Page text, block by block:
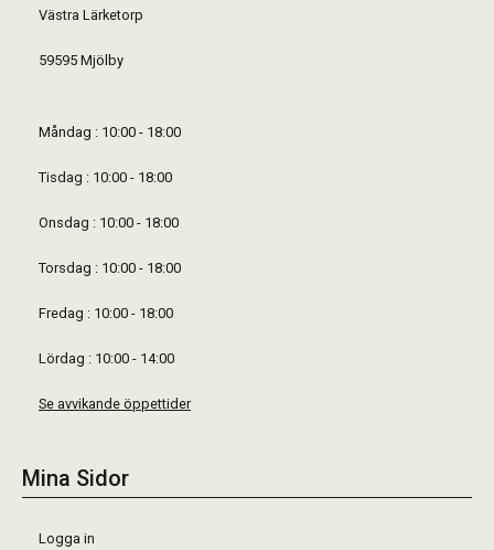
Västra Lärketorp
59595 Mjölby
Måndag : 10:00 - 18:00
Tisdag : 10:00 - 18:00
Onsdag : 10:00 - 18:00
Torsdag : 10:00 - 18:00
Fredag : 10:00 - 18:00
Lördag : 10:00 - 14:00
Se avvikande öppettider
Mina Sidor
Logga in